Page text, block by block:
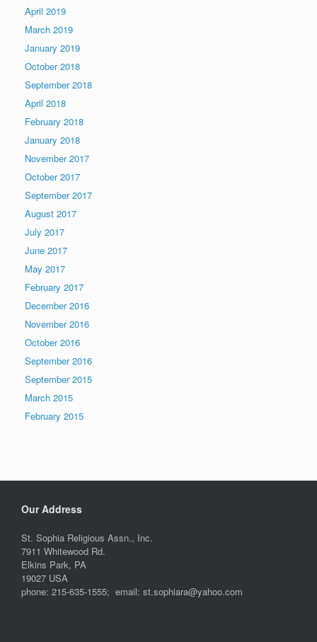
April 2019
March 2019
January 2019
October 2018
September 2018
April 2018
February 2018
January 2018
November 2017
October 2017
September 2017
August 2017
July 2017
June 2017
May 2017
February 2017
December 2016
November 2016
October 2016
September 2016
September 2015
March 2015
February 2015
Our Address
St. Sophia Religious Assn., Inc.
7911 Whitewood Rd.
Elkins Park, PA
19027 USA
phone: 215-635-1555; email: st.sophiara@yahoo.com